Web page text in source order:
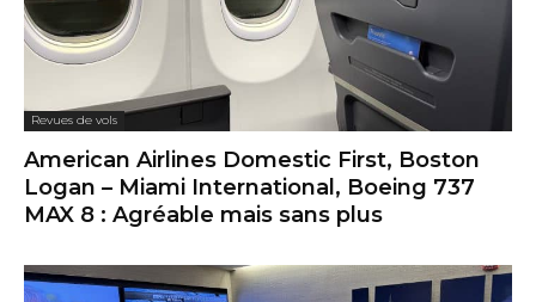
Revues de vols
American Airlines Domestic First, Boston
Logan – Miami International, Boeing 737
MAX 8 : Agréable mais sans plus